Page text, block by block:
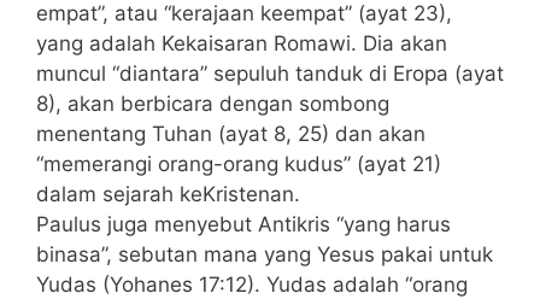
empat”, atau “kerajaan keempat” (ayat 23),
yang adalah Kekaisaran Romawi. Dia akan
muncul “diantara” sepuluh tanduk di Eropa (ayat
8), akan berbicara dengan sombong
menentang Tuhan (ayat 8, 25) dan akan
“memerangi orang-orang kudus” (ayat 21)
dalam sejarah keKristenan.
Paulus juga menyebut Antikris “yang harus
binasa”, sebutan mana yang Yesus pakai untuk
Yudas (Yohanes 17:12). Yudas adalah “orang